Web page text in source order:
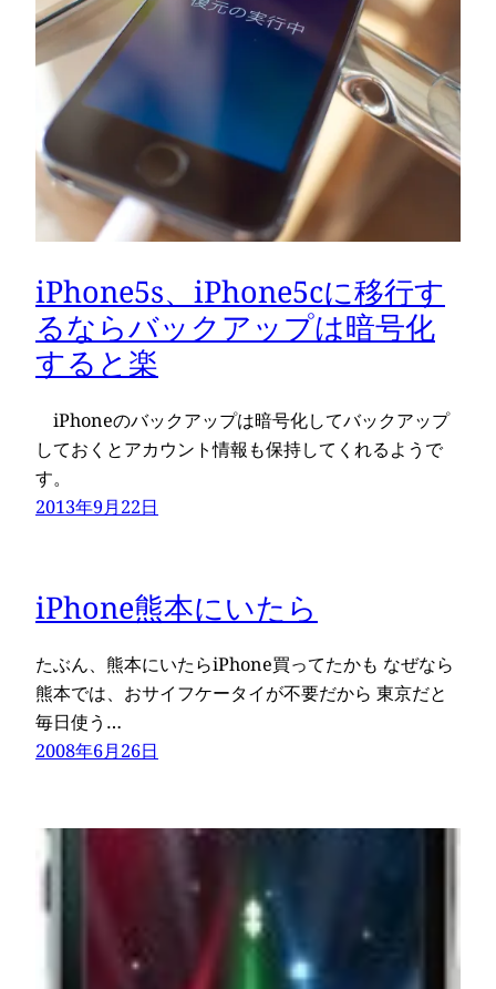
iPhone5s、iPhone5cに移行す
るならバックアップは暗号化
すると楽
iPhoneのバックアップは暗号化してバックアップ
しておくとアカウント情報も保持してくれるようで
す。
2013年9月22日
iPhone熊本にいたら
たぶん、熊本にいたらiPhone買ってたかも なぜなら
熊本では、おサイフケータイが不要だから 東京だと
毎日使う…
2008年6月26日